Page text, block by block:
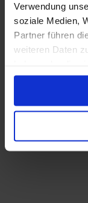
Verwendung
soziale Medien,
Partner führen
weiteren Daten
gesammelt